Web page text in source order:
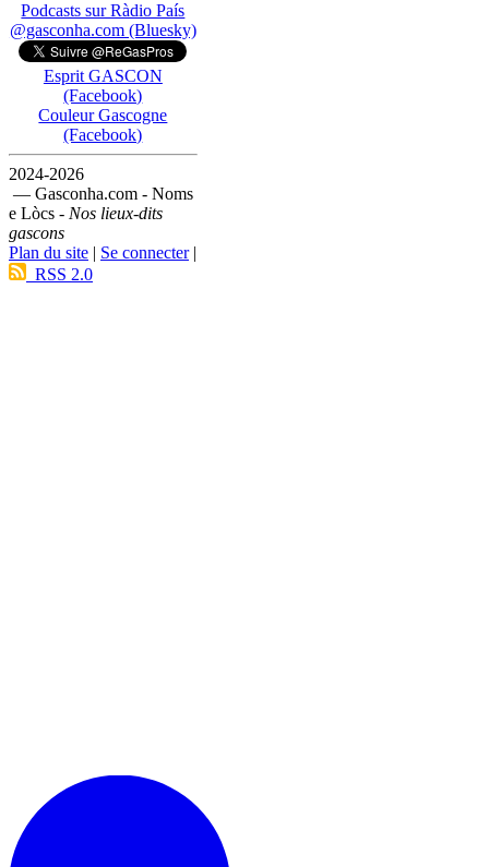
Podcasts sur Ràdio País
@gasconha.com (Bluesky)
Esprit GASCON
(Facebook)
Couleur Gascogne
(Facebook)
2024-2026
— Gasconha.com - Noms
e Lòcs - Nos lieux-dits
gascons
Plan du site | Se connecter|
RSS 2.0